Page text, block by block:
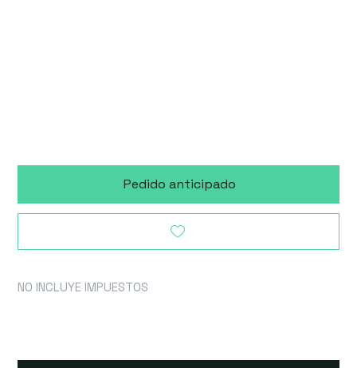
Pedido anticipado
NO INCLUYE IMPUESTOS